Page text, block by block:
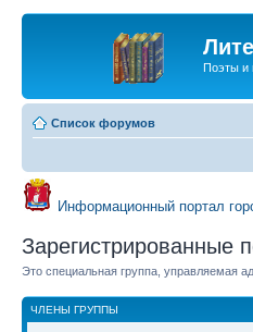
Поэты и
Список форумов
Информационный портал
Зарегистрированные
Это специальная группа, управляемая
ЧЛЕНЫ ГРУППЫ